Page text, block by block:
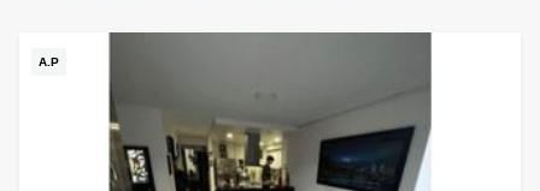
A.P